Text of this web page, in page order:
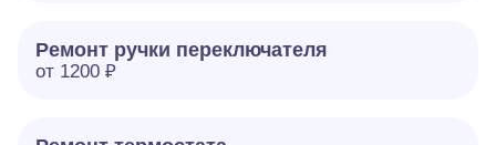
Ремонт ручки переключателя
от 1200 ₽